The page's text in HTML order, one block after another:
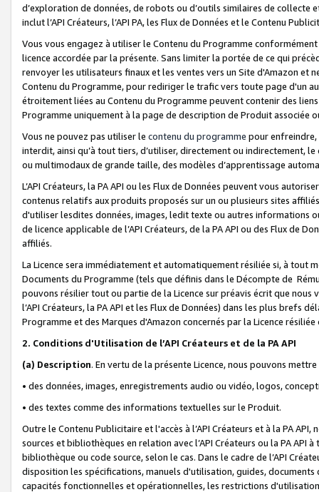
d’exploration de données, de robots ou d’outils similaires de
inclut l’API Créateurs, l’API PA, les Flux de Données et le Contenu
Vous vous engagez à utiliser le Contenu du Programme
licence accordée par la présente. Sans limiter la portée de ce qui
renvoyer les utilisateurs finaux et les ventes vers un Site d'Amazon et
Contenu du Programme, pour rediriger le trafic vers toute page d'un
étroitement liées au Contenu du Programme peuvent contenir des
Programme uniquement à la page de description de Produit associée
Vous ne pouvez pas utiliser le contenu du programme pour
interdit, ainsi qu’à tout tiers, d’utiliser, directement ou indirectement,
ou multimodaux de grande taille, des modèles d’apprentissage
L’API Créateurs, la PA API ou les Flux de Données peuvent vous
contenus relatifs aux produits proposés sur un ou plusieurs sites
d'utiliser lesdites données, images, ledit texte ou autres informations
de licence applicable de l’API Créateurs, de la PA API ou des Flux de
affiliés.
La Licence sera immédiatement et automatiquement résiliée si, à
Documents du Programme (tels que définis dans le Décompte de
pouvons résilier tout ou partie de la Licence sur préavis écrit que
l’API Créateurs, la PA API et les Flux de Données) dans les plus
Programme et des Marques d'Amazon concernés par la Licence
2. Conditions d'Utilisation de l’API Créateurs et de la PA API
(a) Description. En vertu de la présente Licence, nous pouvons
• des données, images, enregistrements audio ou vidéo, logos,
• des textes comme des informations textuelles sur le Produit.
Outre le Contenu Publicitaire et l'accès à l’API Créateurs et à la PA
sources et bibliothèques en relation avec l’API Créateurs ou la PA
bibliothèque ou code source, selon le cas. Dans le cadre de l’API
disposition les spécifications, manuels d'utilisation, guides,
capacités fonctionnelles et opérationnelles, les restrictions